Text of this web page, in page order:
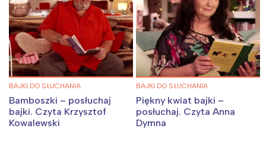
BAJKI DO SŁUCHANIA
Bamboszki – posłuchaj
bajki. Czyta Krzysztof
Kowalewski
BAJKI DO SŁUCHANIA
Piękny kwiat bajki –
posłuchaj. Czyta Anna
Dymna